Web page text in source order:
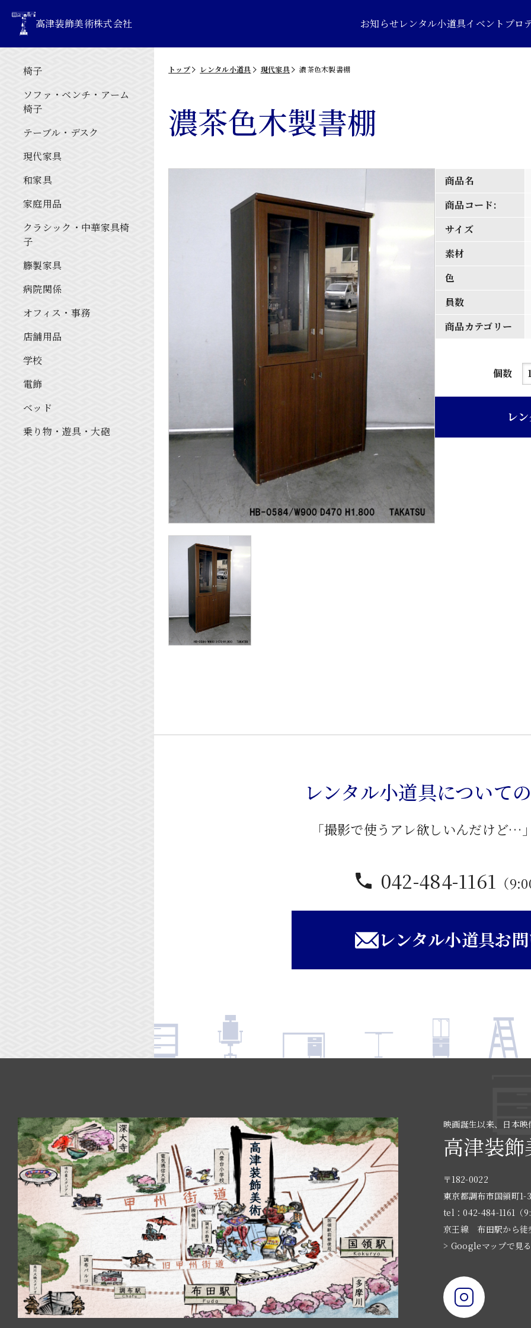
高津装飾美術株式会社 お知らせレンタル小道具イベントプロ
椅子
ソファ・ベンチ・アーム
椅子
テーブル・デスク
現代家具
和家具
家庭用品
クラシック・中華家具椅
子
籐製家具
病院関係
オフィス・事務
店舗用品
学校
電飾
ベッド
乗り物・遊具・大砲
トップ レンタル小道具 現代家具 濃茶色木製書棚
濃茶色木製書棚
商品名
商品コード:
サイズ
素材
色
員数
商品カテゴリー
個数
濃
レ
レンタル小道具について
「撮影で使うアレ欲しいんだけど…
042-484-1161 （
レンタル小道具お
映画誕生以来、日本
高津装
〒182-0022
東京都調布市国領町1-
tel：042-484-1161（
京王線 布田駅から徒
> Googleマップで見る